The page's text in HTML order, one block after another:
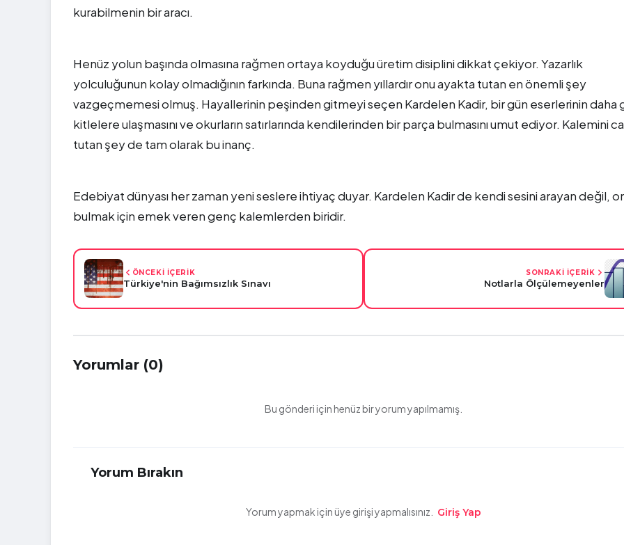
kurabilmenin bir aracı.
Henüz yolun başında olmasına rağmen ortaya koyduğu üretim disiplini dikkat çekiyor. Yazarlık
yolculuğunun kolay olmadığının farkında. Buna rağmen yıllardır onu ayakta tutan en önemli şey
vazgeçmemesi olmuş. Hayallerinin peşinden gitmeyi seçen Kardelen Kadir, bir gün eserlerinin daha
kitlelere ulaşmasını ve okurların satırlarında kendilerinden bir parça bulmasını umut ediyor. Kalemini
tutan şey de tam olarak bu inanç.
Edebiyat dünyası her zaman yeni seslere ihtiyaç duyar. Kardelen Kadir de kendi sesini arayan değil,
bulmak için emek veren genç kalemlerden biridir.
ÖNCEKİ İÇERİK
Türkiye'nin Bağımsızlık Sınavı
SONRAKİ İÇERİK
Notlarla Ölçülemeyenler
Yorumlar (0)
Bu gönderi için henüz bir yorum yapılmamış.
Yorum Bırakın
Yorum yapmak için üye girişi yapmalısınız. Giriş Yap